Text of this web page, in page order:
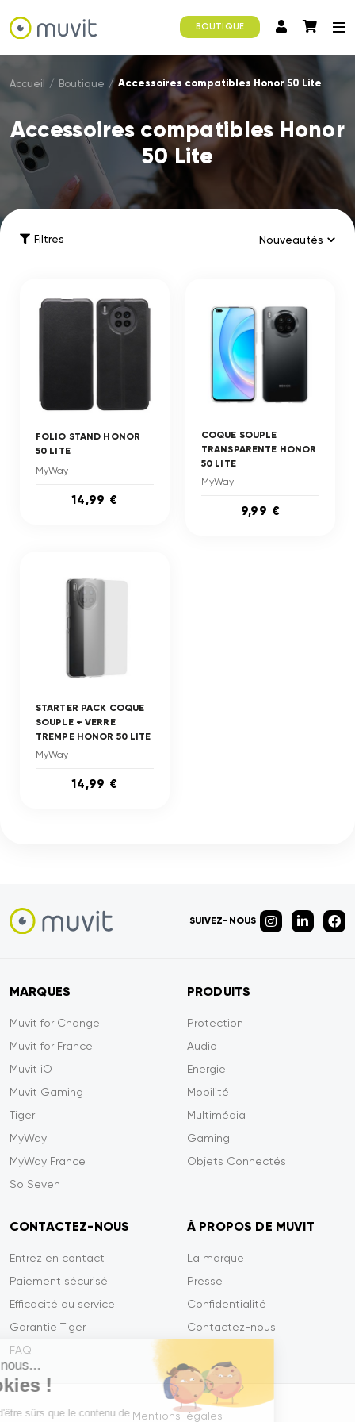
Salut c'est nous...
les Cookies !
On a attendu d'être sûrs que le contenu de
BOUTIQUE
Accueil / Boutique / Accessoires compatibles Honor 50 Lite
Accessoires compatibles Honor
50 Lite
Filtres
FOLIO STAND HONOR
50 LITE
MyWay
14,99 €
COQUE SOUPLE
TRANSPARENTE HONOR
50 LITE
MyWay
9,99 €
STARTER PACK COQUE
SOUPLE + VERRE
TREMPE HONOR 50 LITE
MyWay
14,99 €
SUIVEZ-NOUS
MARQUES
Muvit for Change
Muvit for France
Muvit iO
Muvit Gaming
Tiger
MyWay
MyWay France
So Seven
PRODUITS
Protection
Audio
Energie
Mobilité
Multimédia
Gaming
Objets Connectés
CONTACTEZ-NOUS
Entrez en contact
Paiement sécurisé
Efficacité du service
Garantie Tiger
FAQ
À PROPOS DE MUVIT
La marque
Presse
Confidentialité
Contactez-nous
Mentions légales